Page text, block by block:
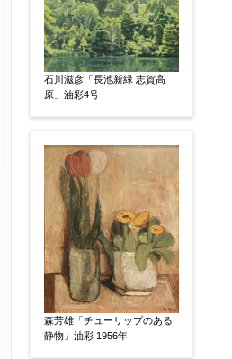
石川滋彦「長池新緑 志賀高
原」油彩4号
森芳雄「チューリップのある
静物」油彩 1956年